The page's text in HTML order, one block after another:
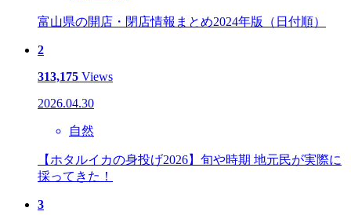
富山県の開店・閉店情報まとめ2024年版（日付順）
2
313,175 Views
2026.04.30
自然
【ホタルイカの身投げ2026】旬や時期 地元民が実際に
採ってきた！
3